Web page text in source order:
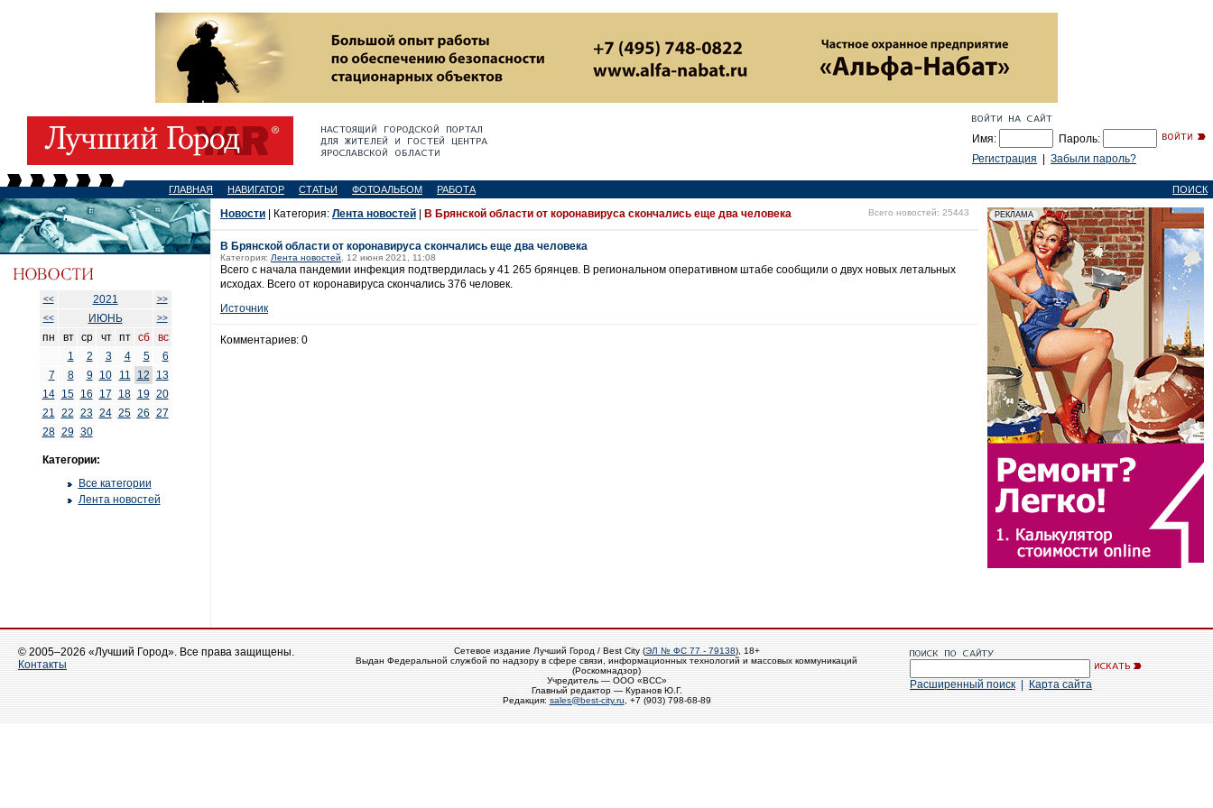
Имя:
Пароль:
Регистрация
Забыли пароль?
ГЛАВНАЯ НАВИГАТОР СТАТЬИ ФОТОАЛЬБОМ РАБОТА ПОИСК
<< 2021
>>
<<
ИЮНЬ >>
пн вт ср чт пт сб
вс
1
2 3 4 5
6
7
8 9 10 11 12
13
14
15 16 17 18 19 20
21 22 23 24 25 26 27
28 29 30
Категории:
Все категории
Лента новостей
Новости | Категория: Лента новостей В Брянской области от коронавируса скончались еще два человека Всего новостей: 25443
В Брянской области от коронавируса скончались еще два человека
Категория: Лента новостей , 12 июня 2021, 11:08
Всего с начала пандемии инфекция подтвердилась у 41 265 брянцев. В региональном оперативном штабе сообщили о двух новых летальных
исходах. Всего от коронавируса скончались 376 человек.
Источник
Комментариев: 0
© 2005–2026 «Лучший Город». Все права защищены.
Контакты
Сетевое издание Лучший Город / Best City (ЭЛ № ФС 77 - 79138), 18+
Выдан Федеральной службой по надзору в сфере связи, информационных технологий и массовых коммуникаций
(Роскомнадзор)
Учредитель — ООО «ВСС»
Главный редактор — Куранов Ю.Г.
Редакция: sales@best-city.ru , +7 (903) 798-68-89
Расширенный поиск Карта сайта